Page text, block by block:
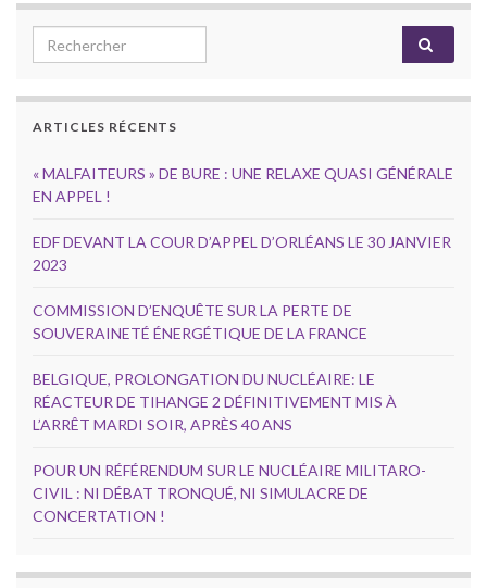
Search for:
ARTICLES RÉCENTS
« MALFAITEURS » DE BURE : UNE RELAXE QUASI GÉNÉRALE
EN APPEL !
EDF DEVANT LA COUR D’APPEL D’ORLÉANS LE 30 JANVIER
2023
COMMISSION D’ENQUÊTE SUR LA PERTE DE
SOUVERAINETÉ ÉNERGÉTIQUE DE LA FRANCE
BELGIQUE, PROLONGATION DU NUCLÉAIRE: LE
RÉACTEUR DE TIHANGE 2 DÉFINITIVEMENT MIS À
L’ARRÊT MARDI SOIR, APRÈS 40 ANS
POUR UN RÉFÉRENDUM SUR LE NUCLÉAIRE MILITARO-
CIVIL : NI DÉBAT TRONQUÉ, NI SIMULACRE DE
CONCERTATION !